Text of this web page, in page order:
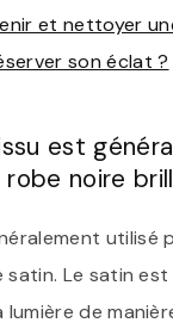
et nettoyer
son éclat ?
est
noire
utilisé
Le satin
de